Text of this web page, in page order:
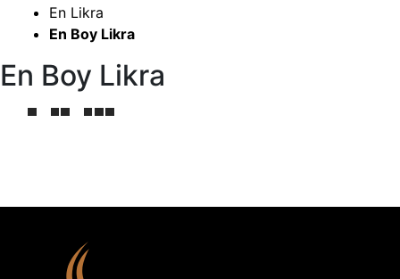
En Likra
En Boy Likra
En Boy Likra